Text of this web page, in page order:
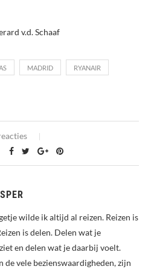
v.d. Schaaf
MADRID RYANAIR
wilde ik altijd al reizen. Reizen is
is delen. Delen wat je
en delen wat je daarbij voelt.
de vele bezienswaardigheden, zijn